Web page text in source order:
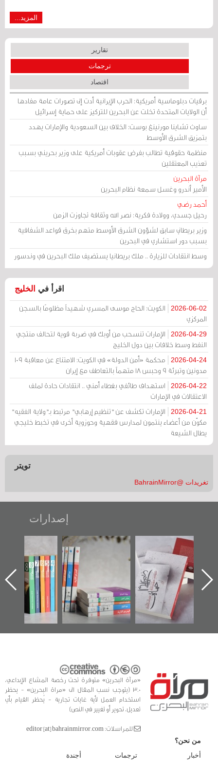
المزيد...
تقارير
ترجمات
اقتصاد
برقيات دبلوماسية أمريكية: الحرب الإيرانية أدت إلى تصورات عامة مفادها
أن الولايات المتحدة تخلت عن البحرين للتركيز على حماية إسرائيل
ساوث تشاينا مورنينغ بوست: الخلاف بين السعودية والإمارات يهدد
بتمزيق الشرق الأوسط
منظمة حقوقية تطالب بفرض عقوبات أمريكية على وزير بحريني بسبب
تعذيب المعتقلين
مرآة البحرين
الأمير أندرو وغسل سمعة نظام البحرين
أحمد رضي
رحيل جسدي، وولادة فكرية: نصر الله وثقافة تجاوزت الزمن
وزير بريطاني سابق لشؤون الشرق الأوسط متهم بخرق قواعد الشفافية
بسبب دور استشاري في البحرين
وسط انتقادات للزيارة .. ملك بريطانيا يستضيف ملك البحرين في وندسور
اقرأ في الخليج
2026-06-02
الكويت: الحاج موسى المسري شهيداً مظلومًا بالسجن
المركزي
2026-04-29
الإمارات تنسحب من أوبك في ضربة قوية لتحالف منتجي
النفط وسط خلافات بين دول الخليج
2026-04-24
محكمة «أمن الدولة» في الكويت: الامتناع عن معاقبة 109
مدونين وتبرئة 9 وحبس 18 متهماً بالتعاطف مع إيران
2026-04-22
استهداف طائفي بغطاء أمني .. انتقادات حادة لملف
الاعتقالات في الإمارات
2026-04-21
الإمارات تكشف عن "تنظيم إرهابي" مرتبط بـ"ولاية الفقيه"
مكوّن من أعضاء ينتمون لمدارس فقهية وحوزوية أخرى في تخبط خليجي
يطال الشيعة
تويتر
تغريدات @BahrainMirror
إصدارات
"حماة الباب الأخير":
الإصدار الأول عن
اعتصام الدراز
وأحداث ساحة
الفداء لمركز أوال
للدراسات والتوثيق
تصنيف موضوعي
للوثائق البريطانية
يقدمه «مركز أوال»
في سلسلة من 5
كتب
تصدر حصاد
الساحات 2019
«مرآة البحرين» متوفرة تحت رخصة المشاع الإبداعي،
3.0 (يتوجب نسب المقال الى «مراة البحرين» - يحظر
استخدام العمل لأية غايات تجارية - يُحظر القيام بأي
تعديل، تحوير أو تغيير في النص)
للمراسلات: editor [at] bahrainmirror.com
من نحن؟
أخبار
ترجمات أجندة